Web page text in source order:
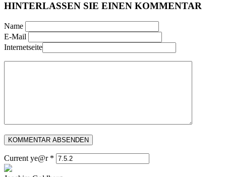
HINTERLASSEN SIE EINEN KOMMENTAR
Name
E-Mail
Internetseite
Current ye@r *